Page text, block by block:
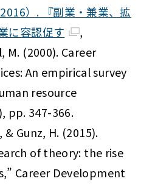
）. 『副業・兼業、拡
に容認促す
,
M. (2000). Career
An empirical survey
resource
pp. 347-366.
& Gunz, H. (2015).
of theory: the rise
Career Development